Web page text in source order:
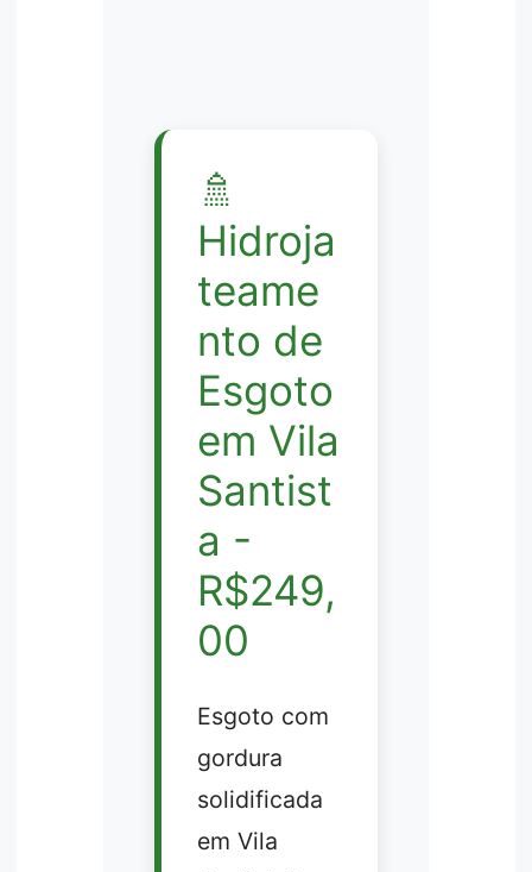
🚿
Hidroja
teame
nto de
Esgoto
em Vila
Santist
a -
R$249,
00
Esgoto com
gordura
solidificada
em Vila